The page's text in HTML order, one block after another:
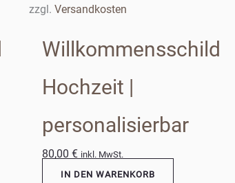
zzgl. Versandkosten
Willkommensschild
Hochzeit |
personalisierbar
80,00 € inkl. MwSt.
IN DEN WARENKORB